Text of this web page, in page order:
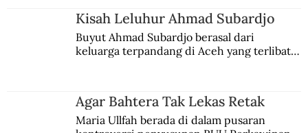
Kisah Leluhur Ahmad Subardjo
Buyut Ahmad Subardjo berasal dari
keluarga terpandang di Aceh yang terlibat
Agar Bahtera Tak Lekas Retak
Maria Ullfah berada di dalam pusaran